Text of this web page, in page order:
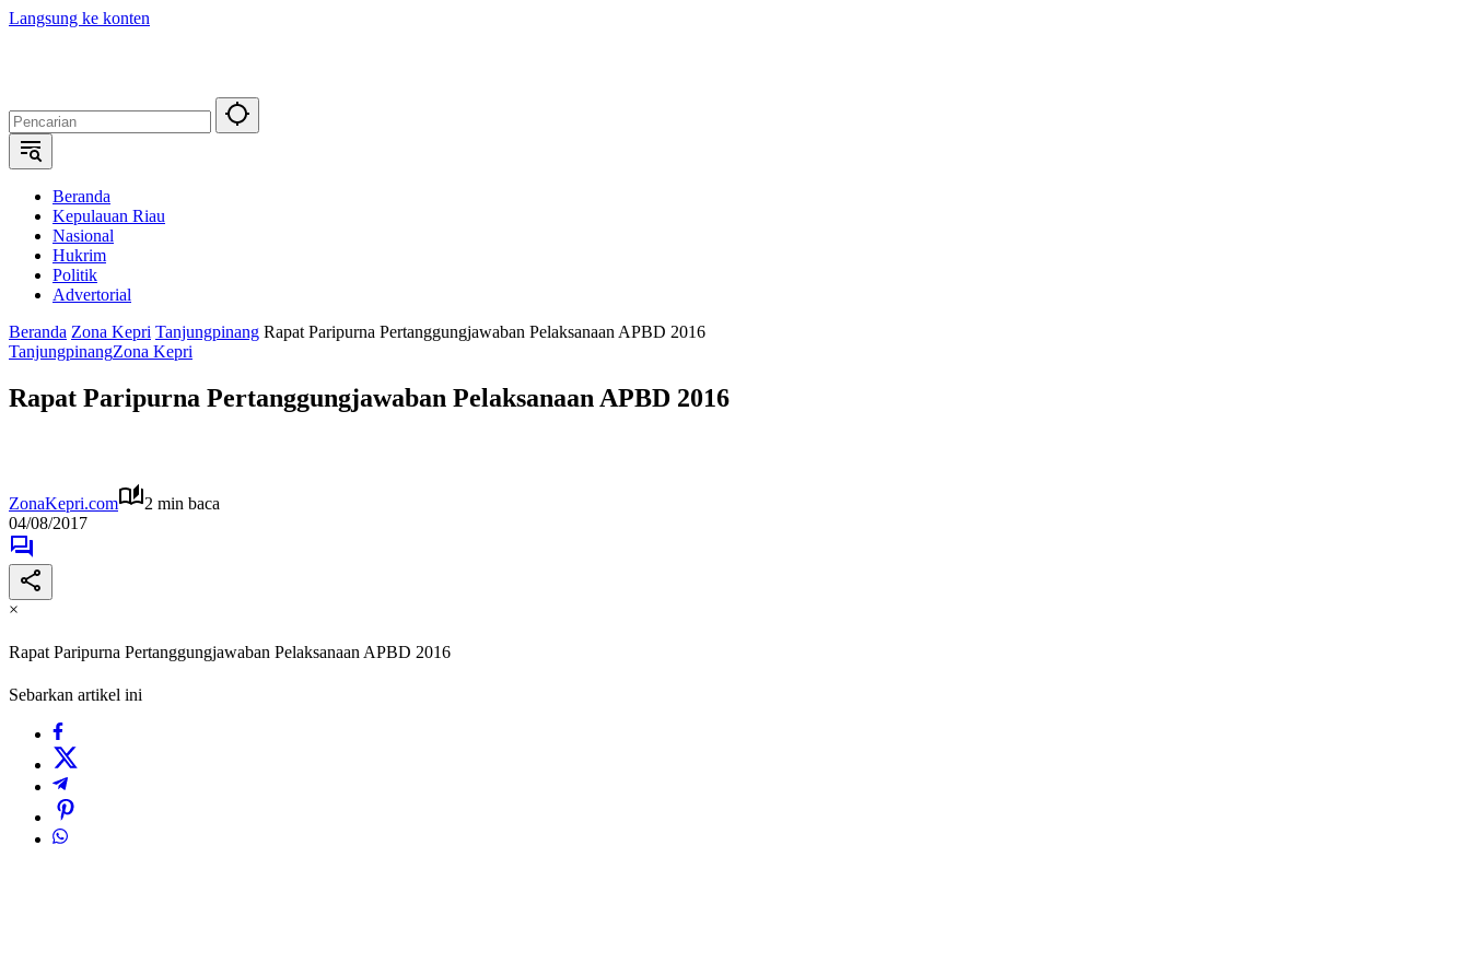
Langsung ke konten
Beranda
Kepulauan Riau
Nasional
Hukrim
Politik
Advertorial
Beranda Zona Kepri Tanjungpinang Rapat Paripurna Pertanggungjawaban Pelaksanaan APBD 2016
TanjungpinangZona Kepri
Rapat Paripurna Pertanggungjawaban Pelaksanaan APBD 2016
ZonaKepri.com
2 min baca
04/08/2017
×
Rapat Paripurna Pertanggungjawaban Pelaksanaan APBD 2016
Sebarkan artikel ini